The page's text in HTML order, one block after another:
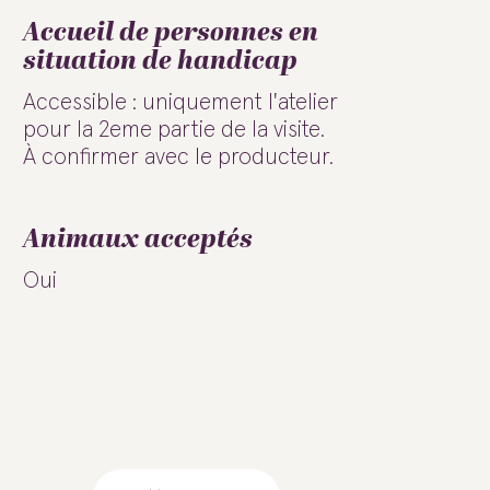
Accueil de personnes en
situation de handicap
Accessible : uniquement l'atelier
pour la 2eme partie de la visite.
À confirmer avec le producteur.
Animaux acceptés
Oui